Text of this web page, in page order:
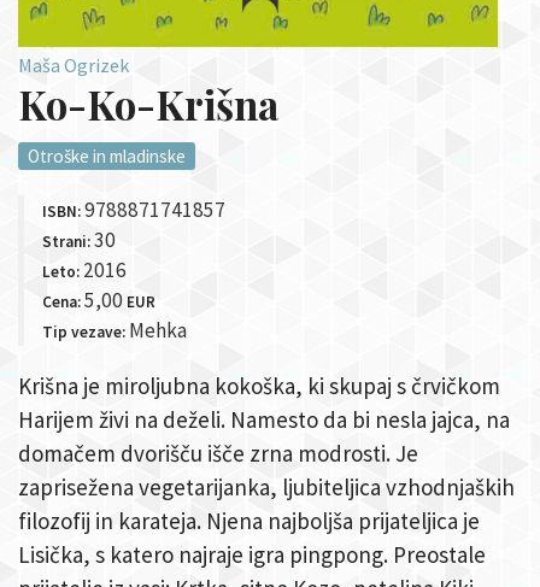
Maša Ogrizek
Ko-Ko-Krišna
Otroške in mladinske
ISBN:9788871741857
Strani:30
Leto: 2016
Cena:5,00 EUR
Tip vezave: Mehka
Krišna je miroljubna kokoška, ki skupaj s črvičkom
Harijem živi na deželi. Namesto da bi nesla jajca, na
domačem dvorišču išče zrna modrosti. Je
zaprisežena vegetarijanka, ljubiteljica vzhodnjaških
filozofij in karateja. Njena najboljša prijateljica je
Lisička, s katero najraje igra pingpong. Preostale